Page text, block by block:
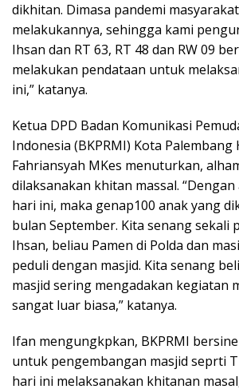
dikhitan. Dimasa pandemi
melakukannya, sehingga kami
Ihsan dan RT 63, RT 48 dan RW 09
melakukan pendataan untuk
ini,” katanya.
Ketua DPD Badan Komunikasi
Indonesia (BKPRMI) Kota Palembang
Fahriansyah MKes menuturkan,
dilaksanakan khitan massal.
hari ini, maka genap100 anak yang
bulan September. Kita senang sekali
Ihsan, beliau Pamen di Polda dan
peduli dengan masjid. Kita senang
masjid sering mengadakan kegiatan
sangat luar biasa,” katanya.
Ifan mengungkpkan, BKPRMI
untuk pengembangan masjid seprti
hari ini melaksanakan khitanan